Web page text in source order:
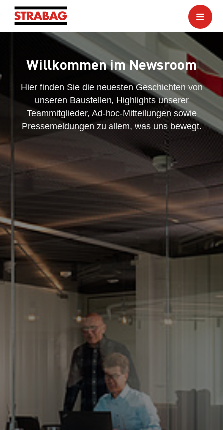
Willkommen im Newsroom
Hier finden Sie die neuesten Geschichten von
unseren Baustellen, Highlights unserer
Teammitglieder, Ad-hoc-Mitteilungen sowie
Pressemeldungen zu allem, was uns bewegt.